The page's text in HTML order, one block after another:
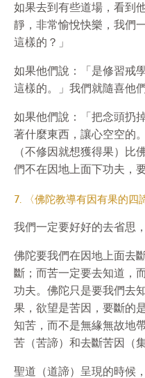
如果去到有些道場，看到
靜，非常愉悅快樂，我們
這樣的？」
如果他們說：「是修習戒
這樣的。」我們就隨喜他
如果他們說：「把念頭扔
著什麼東西，讓心空空的
（不修因就想獲得果）比
們不在因地上面下功夫，
7. 〈佛陀教導有因有果的四
我們一定要好好的去省思
佛陀要我們在因地上面去
斷；而苦一定要去知道，
功夫。佛陀只是要我們去
果，欲望是苦因，要斷的
知苦，而不是無緣無故地
苦（苦諦）和去斷苦因（
聖道（道諦）呈現的時候